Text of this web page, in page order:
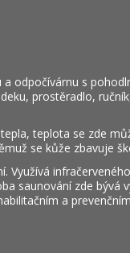
odpočívárnu s
prostěradlo,
teplota se zde
se kůže zbavuje
Využívá
saunování zde bývá
a